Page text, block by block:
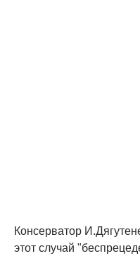
Консерватор
этот случай